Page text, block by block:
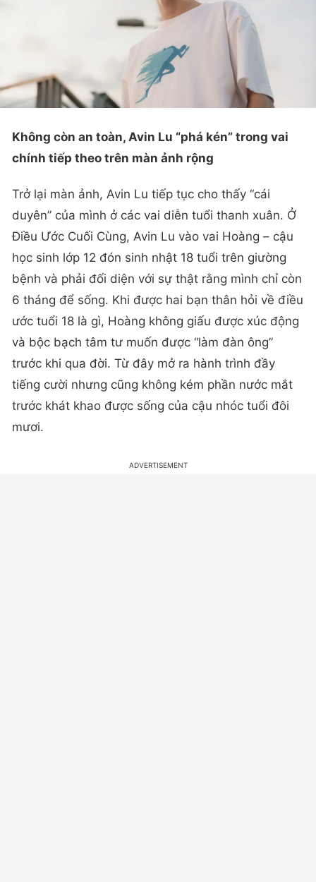
Không còn an toàn, Avin Lu “phá kén” trong vai
chính tiếp theo trên màn ảnh rộng
Trở lại màn ảnh, Avin Lu tiếp tục cho thấy “cái
duyên” của mình ở các vai diễn tuổi thanh xuân. Ở
Điều Ước Cuối Cùng, Avin Lu vào vai Hoàng – cậu
học sinh lớp 12 đón sinh nhật 18 tuổi trên giường
bệnh và phải đối diện với sự thật rằng mình chỉ còn
6 tháng để sống. Khi được hai bạn thân hỏi về điều
ước tuổi 18 là gì, Hoàng không giấu được xúc động
và bộc bạch tâm tư muốn được “làm đàn ông”
trước khi qua đời. Từ đây mở ra hành trình đầy
tiếng cười nhưng cũng không kém phần nước mắt
trước khát khao được sống của cậu nhóc tuổi đôi
mươi.